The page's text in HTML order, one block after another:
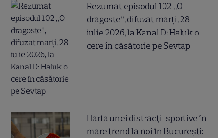
Rezumat episodul 102 „O
dragoste”, difuzat marți, 28
iulie 2026, la Kanal D: Haluk o
cere în căsătorie pe Sevtap
Harta unei distracții sportive în
mare trend la noi în București: